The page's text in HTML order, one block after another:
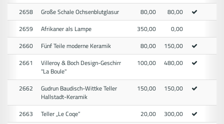
2658
Große Schale Ochsenblutglasur 80,00
80,00
2659
Afrikaner als Lampe 350,00
0,00
2660
Fünf Teile moderne Keramik 80,00
150,00
2661
Villeroy & Boch Design-Geschirr
"La Boule"
100,00 480,00
2662
Gudrun Baudisch-Wittke Teller
Hallstadt-Keramik
150,00 150,00
2663 Teller „Le Coqe“ 20,00
300,00